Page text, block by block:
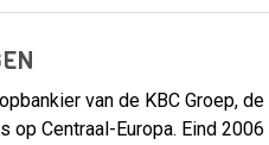
van de KBC Groep,
op Centraal-Europa. Eind